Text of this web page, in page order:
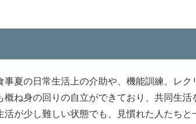
夏の日常生活上の介助や、機能訓練、レク
ね身の回りの自立ができており、共同生活
が少し難しい状態でも、見慣れた人たちと